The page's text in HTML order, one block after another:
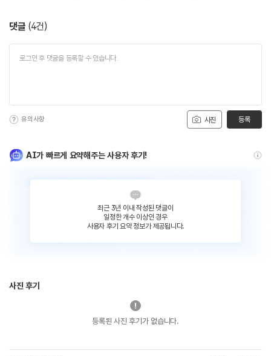
댓글 (4건)
사진
유의사항 등록
AI가 빠르게 요약해주는 사용자 후기!
최근 3년 이내 작성된 댓글이
일정한 개수 이상인 경우
사용자 후기 요약 정보가 제공됩니다.
사진 후기
등록된 사진 후기가 없습니다.